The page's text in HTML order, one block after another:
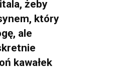
żeby
który
ale
kawałek